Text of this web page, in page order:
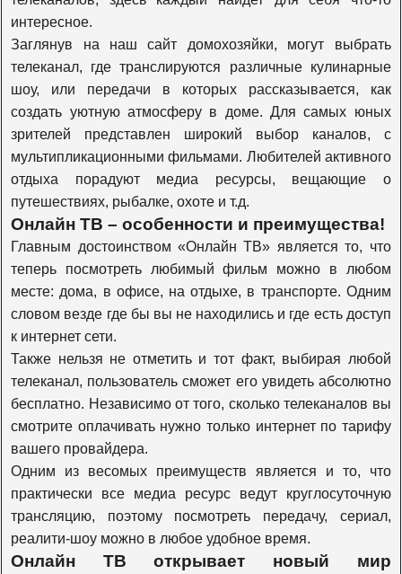
Viasat Nature
Viasat History
Travel+adventure
Travel Channel
History
Наука 2.0
Т24
Оружие
Живая планета
интересное.
Заглянув на наш сайт домохозяйки, могут выбрать
телеканал, где транслируются различные кулинарные
шоу, или передачи в которых рассказывается, как
создать уютную атмосферу в доме. Для самых юных
зрителей представлен широкий выбор каналов, с
мультипликационными фильмами. Любителей активного
отдыха порадуют медиа ресурсы, вещающие о
путешествиях, рыбалке, охоте и т.д.
Онлайн ТВ – особенности и преимущества!
Главным достоинством «Онлайн ТВ» является то, что
теперь посмотреть любимый фильм можно в любом
месте: дома, в офисе, на отдыхе, в транспорте. Одним
словом везде где бы вы не находились и где есть доступ
к интернет сети.
Также нельзя не отметить и тот факт, выбирая любой
телеканал, пользователь сможет его увидеть абсолютно
бесплатно. Независимо от того, сколько телеканалов вы
смотрите оплачивать нужно только интернет по тарифу
вашего провайдера.
Одним из весомых преимуществ является и то, что
практически все медиа ресурс ведут круглосуточную
трансляцию, поэтому посмотреть передачу, сериал,
реалити-шоу можно в любое удобное время.
Онлайн ТВ открывает новый мир